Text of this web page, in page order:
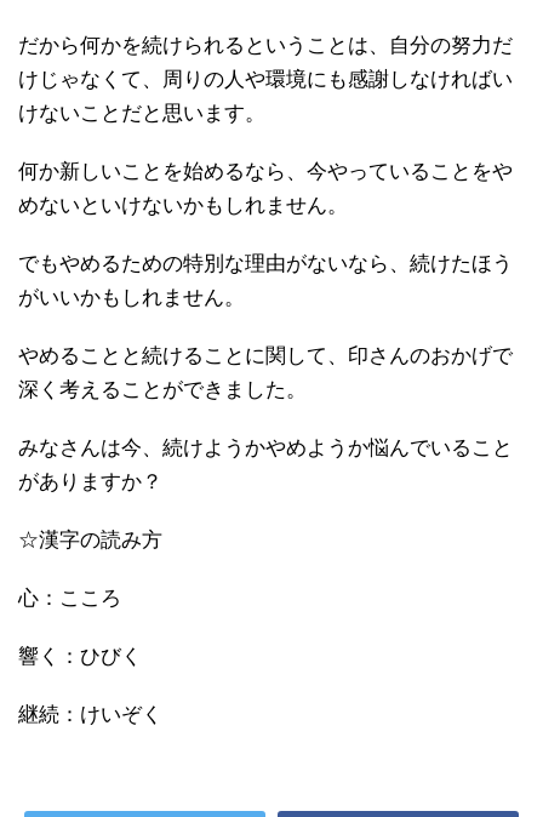
だから何かを続けられるということは、自分の努力だ
けじゃなくて、周りの人や環境にも感謝しなければい
けないことだと思います。
何か新しいことを始めるなら、今やっていることをや
めないといけないかもしれません。
でもやめるための特別な理由がないなら、続けたほう
がいいかもしれません。
やめることと続けることに関して、印さんのおかげで
深く考えることができました。
みなさんは今、続けようかやめようか悩んでいること
がありますか？
☆漢字の読み方
心：こころ
響く：ひびく
継続：けいぞく